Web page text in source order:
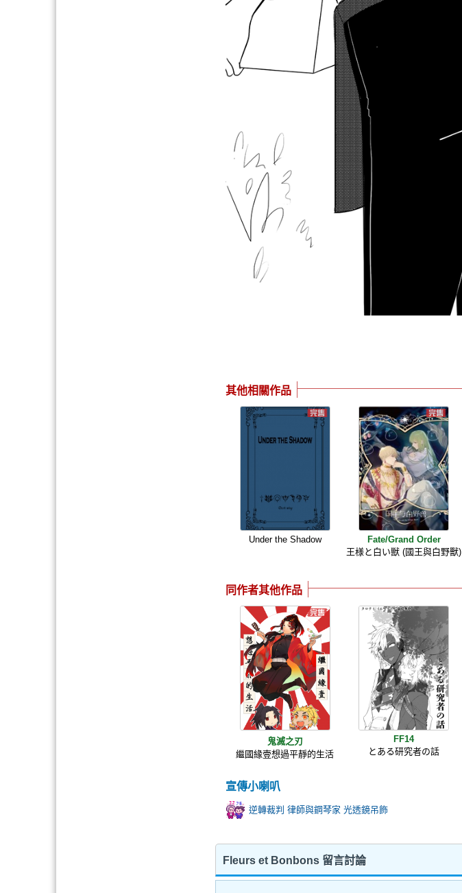
其他相關作品
Under the Shadow
Fate/Grand Order
王様と白い獣 (國王與白野獸)
同作者其他作品
鬼滅之刃
繼國緣壹想過平靜的生活
FF14
とある研究者の話
宣傳小喇叭
逆轉裁判 律師與鋼琴家 光透鏡吊飾
Fleurs et Bonbons 留言討論